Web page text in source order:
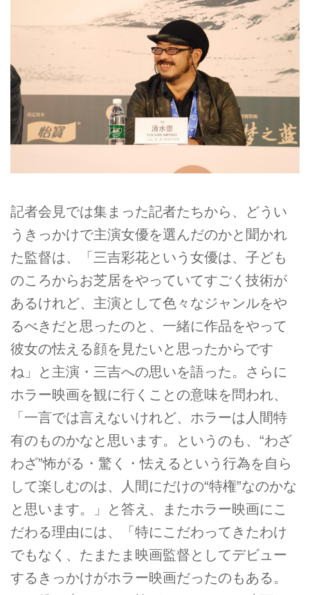
記者会見では集まった記者たちから、どうい
うきっかけで主演女優を選んだのかと聞かれ
た監督は、「三吉彩花という女優は、子ども
のころからお芝居をやっていてすごく技術が
あるけれど、主演として色々なジャンルをや
るべきだと思ったのと、一緒に作品をやって
彼女の怯える顔を見たいと思ったからです
ね」と主演・三吉への思いを語った。さらに
ホラー映画を観に行くことの意味を問われ、
「一言では言えないけれど、ホラーは人間特
有のものかなと思います。というのも、“わざ
わざ”怖がる・驚く・怯えるという行為を自ら
して楽しむのは、人間にだけの“特権”なのかな
と思います。」と答え、またホラー映画にこ
だわる理由には、「特にこだわってきたわけ
でもなく、たまたま映画監督としてデビュー
するきっかけがホラー映画だったのもある。